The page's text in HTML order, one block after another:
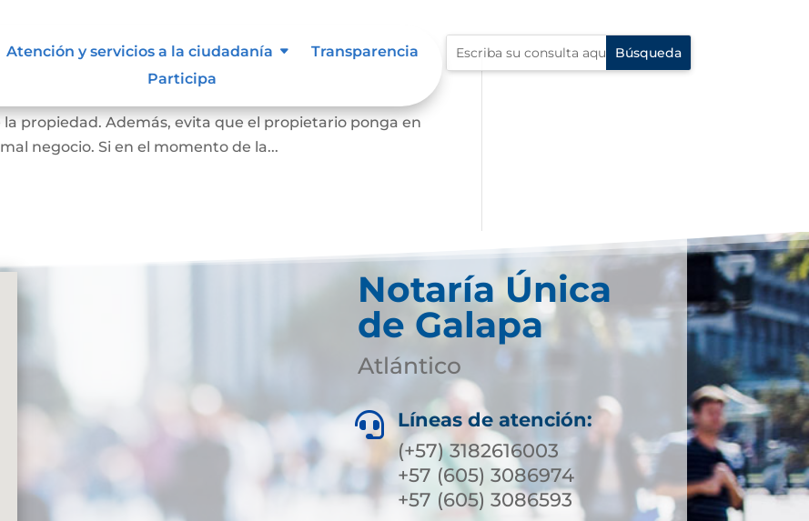
Atención y servicios a la ciudadanía
Transparencia
Participa
vivienda de una familia, que impide el embargo que
propiedad. Además, evita que el propietario ponga en
negocio. Si en el momento de la...
Notaría Única
de Galapa
Atlántico

Líneas de atención:
(+57) 3182616003
+57 (605) 3086974
+57 (605) 3086593